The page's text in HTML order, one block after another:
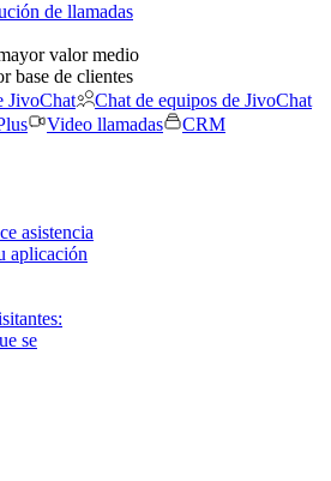
de llamadas
valor medio
base de clientes
JivoChat
Chat de equipos de JivoChat
Video llamadas
CRM
asistencia
aplicación
se